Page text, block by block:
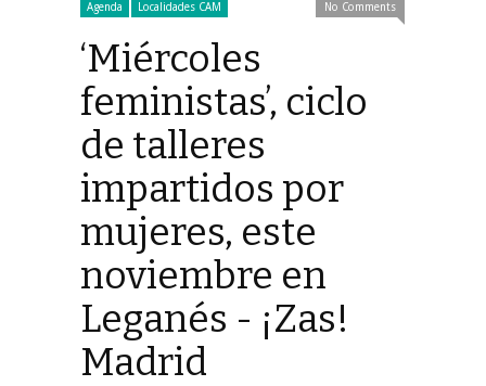
Agenda Localidades CAM No Comments
‘Miércoles
feministas’, ciclo
de talleres
impartidos por
mujeres, este
noviembre en
Leganés - ¡Zas!
Madrid